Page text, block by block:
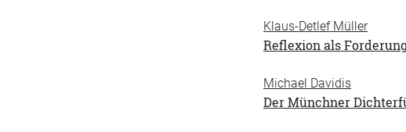
Klaus-Detlef Müller
Reflexion als
Michael Davidis
Der Münchner